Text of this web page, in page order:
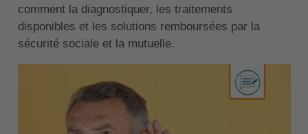
comment la diagnostiquer, les traitements
disponibles et les solutions remboursées par la
sécurité sociale et la mutuelle.